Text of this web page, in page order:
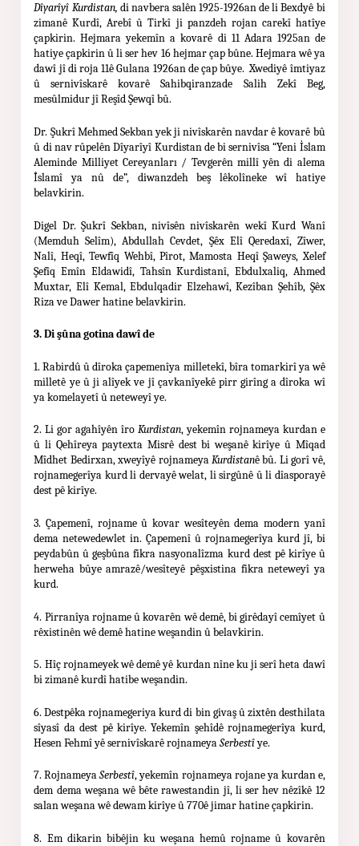
Dîyarîyî Kurdistan, di navbera salên 1925-1926an de li Bexdyê bi
zimanê Kurdî, Arebî û Tirkî ji panzdeh rojan carekî hatîye
çapkirin. Hejmara yekemîn a kovarê di 11 Adara 1925an de
hatiye çapkirin û li ser hev 16 hejmar çap bûne. Hejmara wê ya
dawî jî di roja 11ê Gulana 1926an de çap bûye. Xwediyê îmtiyaz
û sernivîskarê kovarê Sahibqiranzade Salih Zekî Beg,
mesûlmidur jî Reşîd Şewqî bû.
Dr. Şukrî Mehmed Sekban yek ji nivîskarên navdar ê kovarê bû
û di nav rûpelên Dîyarîyî Kurdistan de bi sernivîsa “Yeni İslam
Aleminde Milliyet Cereyanları / Tevgerên millî yên di alema
Îslamî ya nû de”, diwanzdeh beş lêkolîneke wî hatiye
belavkirin.
Digel Dr. Şukrî Sekban, nivîsên nivîskarên wekî Kurd Wanî
(Memduh Selîm), Abdullah Cevdet, Şêx Elî Qeredaxî, Zîwer,
Nalî, Heqî, Tewfîq Wehbî, Pîrot, Mamosta Heqî Şaweys, Xelef
Şefîq Emîn Eldawidî, Tahsîn Kurdistanî, Ebdulxaliq, Ahmed
Muxtar, Elî Kemal, Ebdulqadir Elzehawî, Kezîban Şehîb, Şêx
Riza ve Dawer hatine belavkirin.
3. Di şûna gotina dawî de
1. Rabirdû û dîroka çapemenîya milletekî, bîra tomarkirî ya wê
milletê ye û ji alîyek ve jî çavkanîyekê pirr girîng a dîroka wî
ya komelayetî û neteweyî ye.
2. Li gor agahîyên îro Kurdistan, yekemîn rojnameya kurdan e
û li Qehîreya paytexta Misrê dest bi weşanê kirîye û Mîqad
Mîdhet Bedirxan, xweyîyê rojnameyaKurdistanê bû. Li gorî vê,
rojnamegerîya kurd li dervayê welat, li sirgûnê û li dîasporayê
dest pê kirîye.
3. Çapemenî, rojname û kovar wesîteyên dema modern yanî
dema netewedewlet in. Çapemenî û rojnamegerîya kurd jî, bi
peydabûn û geşbûna fikra nasyonalîzma kurd dest pê kirîye û
herweha bûye amrazê/wesîteyê pêşxistina fikra neteweyî ya
kurd.
4. Pirranîya rojname û kovarên wê demê, bi girêdayî cemîyet û
rêxistinên wê demê hatine weşandin û belavkirin.
5. Hîç rojnameyek wê demê yê kurdan nîne ku ji serî heta dawî
bi zimanê kurdî hatibe weşandin.
6. Destpêka rojnamegeriya kurd di bin givaş û zixtên desthilata
sîyasî da dest pê kirîye. Yekemîn şehîdê rojnamegerîya kurd,
Hesen Fehmî yê sernivîskarê rojnameyaSerbestîye.
7. RojnameyaSerbestî, yekemîn rojnameya rojane ya kurdan e,
dem dema weşana wê bête rawestandin jî, li ser hev nêzîkê 12
salan weşana wê dewam kirîye û 770ê jimar hatine çapkirin.
8. Em dikarin bibêjin ku weşana hemû rojname û kovarên